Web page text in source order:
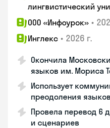
лингвистический
ООО «Инфоурок» •
Инглекс • 2026 г.
Окончила
языков им. Мориса
Использует
преодоления
Провела перевод 6
и сценариев